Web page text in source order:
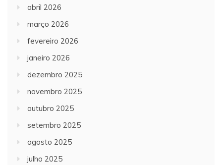
abril 2026
março 2026
fevereiro 2026
janeiro 2026
dezembro 2025
novembro 2025
outubro 2025
setembro 2025
agosto 2025
julho 2025